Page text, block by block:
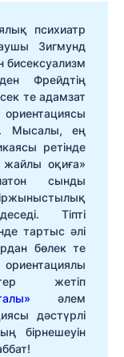
психиатр
Зигмунд
бисексуализм
Фрейдтің
те адамзат
Мысалы, ең
ретінде
оқиға»
сынды
Тіпті
тартыс әлі
бөлек те
жетіп
әлем
дәстүрлі
бірнешеуін